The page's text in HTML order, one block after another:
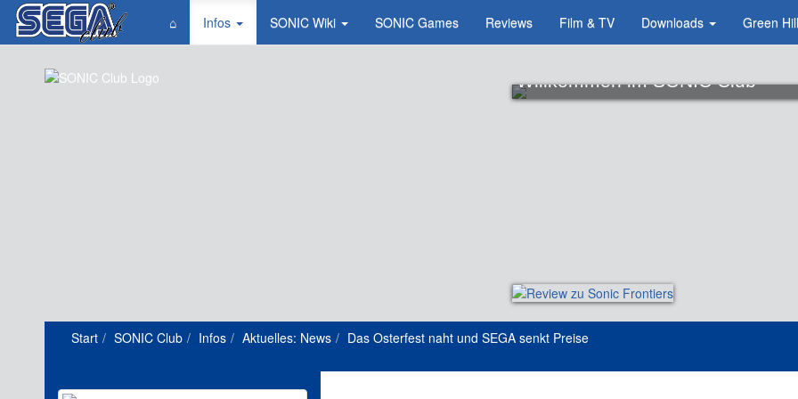
⌂ Infos SONIC Wiki SONIC Games Reviews Film & TV Downloads Green
Willkommen im SONIC Club
Start SONIC Club Infos Aktuelles: News Das Osterfest naht und SEGA senkt Preise